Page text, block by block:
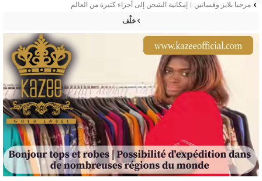
مرحبا بلايز وفساتين | إمكانية الشحن إلى أجزاء كثيرة من العالم
خلْف